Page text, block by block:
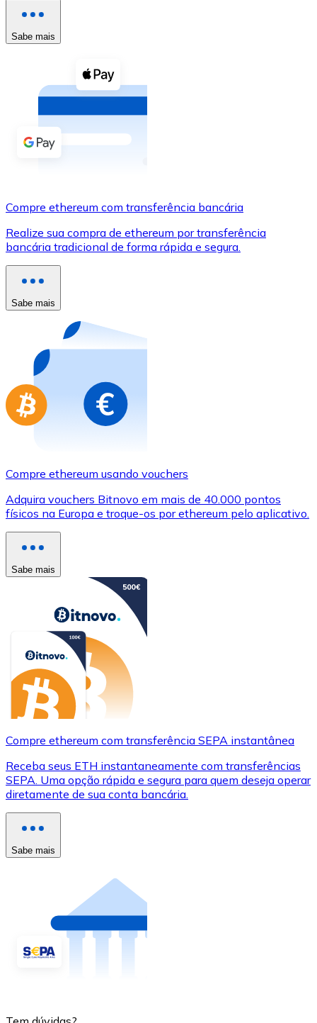
Ver tudo
Cupons cripto
Compre criptomoedas com dinheiro e outros
Comprar com dinheiro
Transferência SEPA
Use cartões Visa e Mastercard para comprar
Comprar com cartão
Compre cartões-presente das suas marcas favoritas
Ir para a loja de cartões-presente
Sabe mais
Compre ethereum com transferência bancária
Realize sua compra de ethereum por transferência
bancária tradicional de forma rápida e segura.
Sabe mais
Compre ethereum usando vouchers
Adquira vouchers Bitnovo em mais de 40.000 pontos
físicos na Europa e troque-os por ethereum pelo aplicativo.
Sabe mais
Compre ethereum com transferência SEPA instantânea
Receba seus ETH instantaneamente com transferências
SEPA. Uma opção rápida e segura para quem deseja operar
diretamente de sua conta bancária.
Sabe mais